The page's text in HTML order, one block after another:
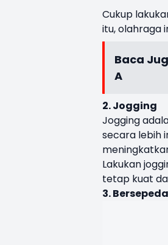
Cukup
itu, olahraga
Baca
A
2. Jogging
Jogging
secara lebih
Lakukan
tetap kuat
3. Bersepeda